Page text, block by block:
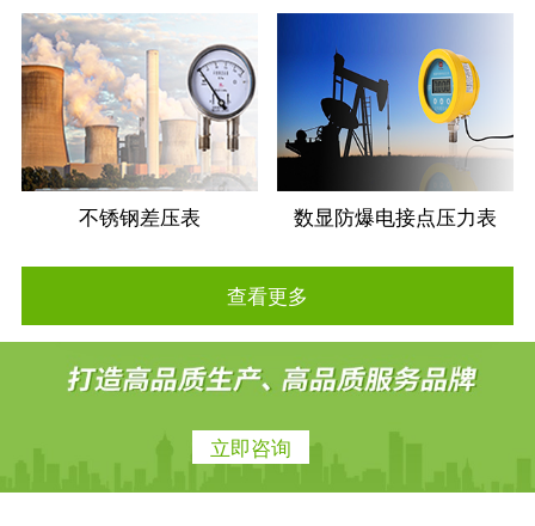
不锈钢差压表 数显防爆电接点压力表
查看更多
立即咨询